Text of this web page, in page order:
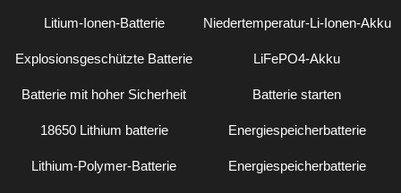
Litium-Ionen-Batterie Niedertemperatur-Li-Ionen-Akku
Explosionsgeschützte Batterie LiFePO4-Akku
Batterie mit hoher Sicherheit Batterie starten
18650 Lithium batterie Energiespeicherbatterie
Lithium-Polymer-Batterie Energiespeicherbatterie